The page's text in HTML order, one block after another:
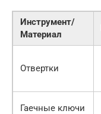
Инструмент/
Материал
Отвертки
Гаечные ключи